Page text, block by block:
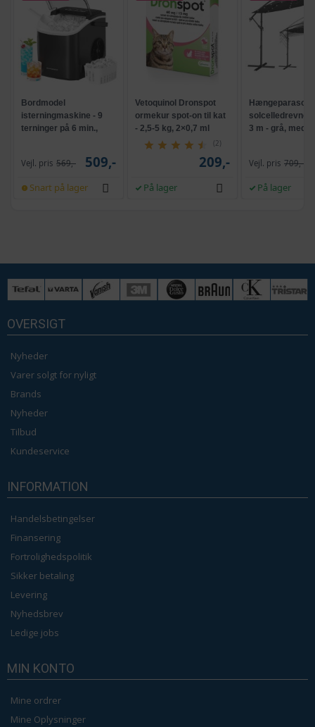
Bordmodel
isterningmaskine - 9
terninger på 6 min.,
Vejl. pris 569,- 509,-
Snart på lager
Vetoquinol Dronspot
ormekur spot-on til kat
- 2,5-5 kg, 2×0,7 ml
(2)
209,-
På lager
Hængeparasols
solcelledrevne
3 m - grå, med
Vejl. pris 709,-
På lager
OVERSIGT
Nyheder
Varer solgt for nyligt
Brands
Nyheder
Tilbud
Kundeservice
INFORMATION
Handelsbetingelser
Finansering
Fortrolighedspolitik
Sikker betaling
Levering
Nyhedsbrev
Ledige jobs
MIN KONTO
Mine ordrer
Mine Oplysninger